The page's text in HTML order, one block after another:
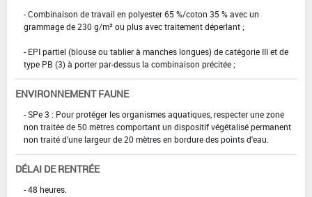
- Combinaison de travail en polyester 65 %/coton 35 % avec un
grammage de 230 g/m² ou plus avec traitement déperlant ;
- EPI partiel (blouse ou tablier à manches longues) de catégorie III et de
type PB (3) à porter par-dessus la combinaison précitée ;
ENVIRONNEMENT FAUNE
- SPe 3 : Pour protéger les organismes aquatiques, respecter une zone
non traitée de 50 mètres comportant un dispositif végétalisé permanent
non traité d'une largeur de 20 mètres en bordure des points d'eau.
DÉLAI DE RENTRÉE
- 48 heures.